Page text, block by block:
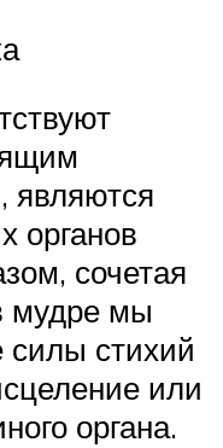
являются
органов
сочетая
мудре мы
силы стихий
или
органа.